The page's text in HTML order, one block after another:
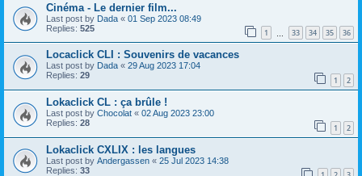
Cinéma - Le dernier film...
Last post by Dada « 01 Sep 2023 08:49
Replies: 525 1 33 34 35 36
Locaclick CLI : Souvenirs de vacances
Last post by Dada « 29 Aug 2023 17:04
Replies: 29 1 2
Lokaclick CL : ça brûle !
Last post by Chocolat « 02 Aug 2023 23:00
Replies: 28 1 2
Lokaclick CXLIX : les langues
Last post by Andergassen « 25 Jul 2023 14:38
Replies: 33